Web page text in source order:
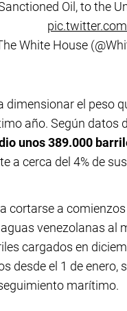
Oil, to the
White House
dimensionar el peso
año. Según datos
unos 389.000
a cerca del 4% de
cortarse a
venezolanas al
cargados en
desde el 1 de
marítimo.